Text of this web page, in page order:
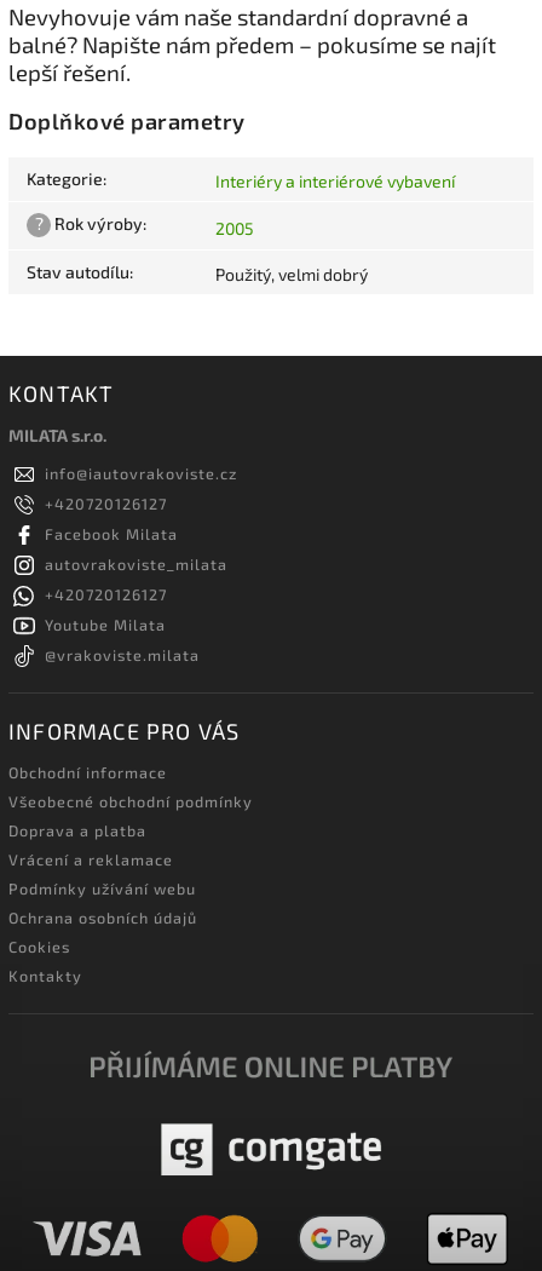
Nevyhovuje vám naše standardní dopravné a
balné? Napište nám předem – pokusíme se najít
lepší řešení.
Doplňkové parametry
Kategorie: Interiéry a interiérové vybavení
? Rok výroby: 2005
Stav autodílu: Použitý, velmi dobrý
KONTAKT
MILATA s.r.o.
info@iautovrakoviste.cz
+420720126127
Facebook Milata
autovrakoviste_milata
+420720126127
Youtube Milata
@vrakoviste.milata
INFORMACE PRO VÁS
Obchodní informace
Všeobecné obchodní podmínky
Doprava a platba
Vrácení a reklamace
Podmínky užívání webu
Ochrana osobních údajů
Cookies
Kontakty